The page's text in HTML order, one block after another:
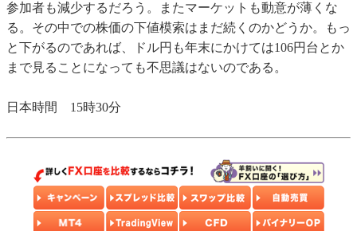
参加者も減少するだろう。またマーケットも動意が薄くな
る。その中での株価の下値模索はまだ続くのかどうか。もっ
と下がるのであれば、ドル円も年末にかけては106円台とか
まで見ることになっても不思議はないのである。
日本時間 15時30分